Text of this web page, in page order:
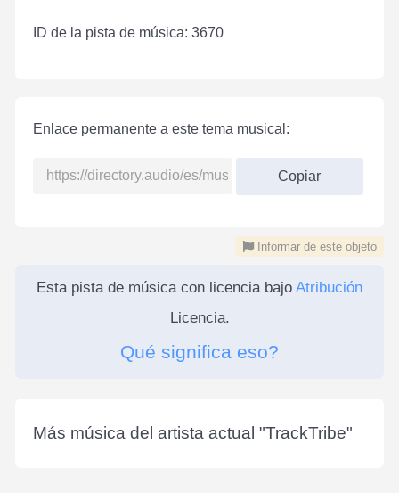
ID de la pista de música: 3670
Enlace permanente a este tema musical:
Copiar
Informar de este objeto
Esta pista de música con licencia bajo Atribución
Licencia.
Qué significa eso?
Más música del artista actual "TrackTribe"